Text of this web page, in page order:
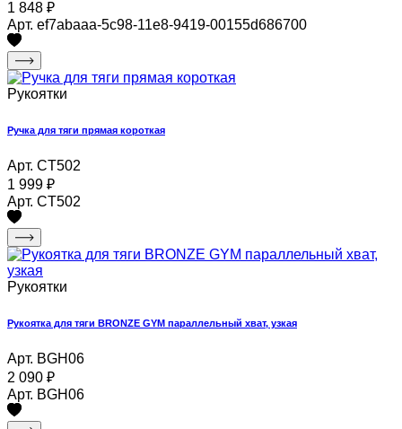
1 848 ₽
Арт. ef7abaaa-5c98-11e8-9419-00155d686700
Рукоятки
Ручка для тяги прямая короткая
Арт. CT502
1 999 ₽
Арт. CT502
Рукоятки
Рукоятка для тяги BRONZE GYM параллельный хват, узкая
Арт. BGH06
2 090 ₽
Арт. BGH06